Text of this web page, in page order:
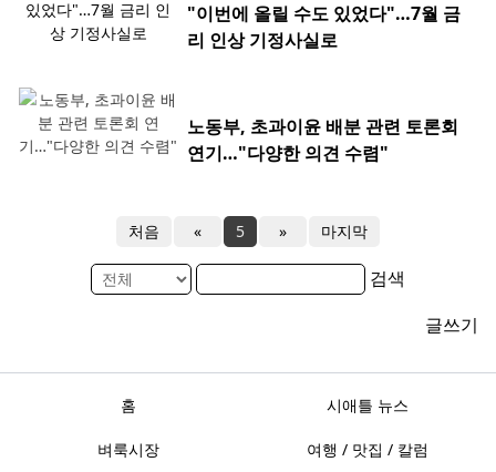
"이번에 올릴 수도 있었다"…7월 금
리 인상 기정사실로
노동부, 초과이윤 배분 관련 토론회
연기…"다양한 의견 수렴"
처음 « 5 » 마지막
검색
글쓰기
홈 시애틀 뉴스
벼룩시장 여행 / 맛집 / 칼럼